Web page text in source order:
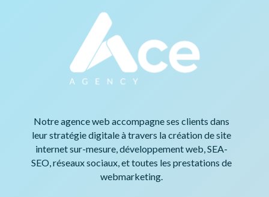
Notre agence web accompagne ses clients dans
leur stratégie digitale à travers la création de site
internet sur-mesure, développement web, SEA-
SEO, réseaux sociaux, et toutes les prestations de
webmarketing.